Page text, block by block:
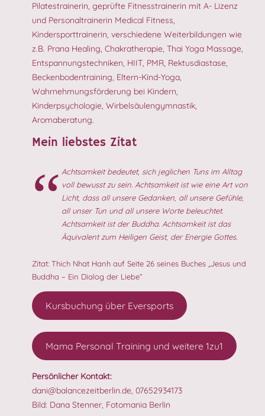
Pilatestrainerin, geprüfte Fitnesstrainerin mit A- Lizenz
und Personaltrainerin Medical Fitness,
Kindersporttrainerin, verschiedene Weiterbildungen wie
z.B. Prana Healing, Chakratherapie, Thai Yoga Massage,
Entspannungstechniken, HIIT, PMR, Rektusdiastase,
Beckenbodentraining, Eltern-Kind-Yoga,
Wahrnehmungsförderung bei Kindern,
Kinderpsychologie, Wirbelsäulengymnastik,
Aromaberatung.
Mein liebstes Zitat
Achtsamkeit bedeutet, sich jeglichen Tuns im Alltag
voll bewusst zu sein. Achtsamkeit ist wie eine Art von
Licht, dass all unsere Gedanken, all unsere Gefühle,
all unser Tun und all unsere Worte beleuchtet.
Achtsamkeit ist der Buddha. Achtsamkeit ist das
Äquivalent zum Heiligen Geist, der Energie Gottes.
Zitat: Thich Nhat Hanh auf Seite 26 seines Buches „Jesus und
Buddha – Ein Dialog der Liebe“
Kursbuchung über Eversports
Mama Personal Training und weitere 1zu1
Persönlicher Kontakt:
dani@balancezeitberlin.de, 07652934173
Bild: Dana Stenner, Fotomania Berlin